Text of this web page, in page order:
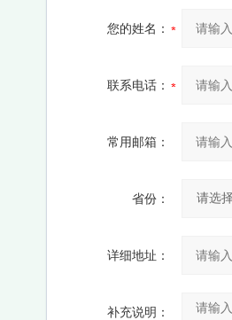
您的姓名：
联系电话：
常用邮箱：
省份：
详细地址：
补充说明：